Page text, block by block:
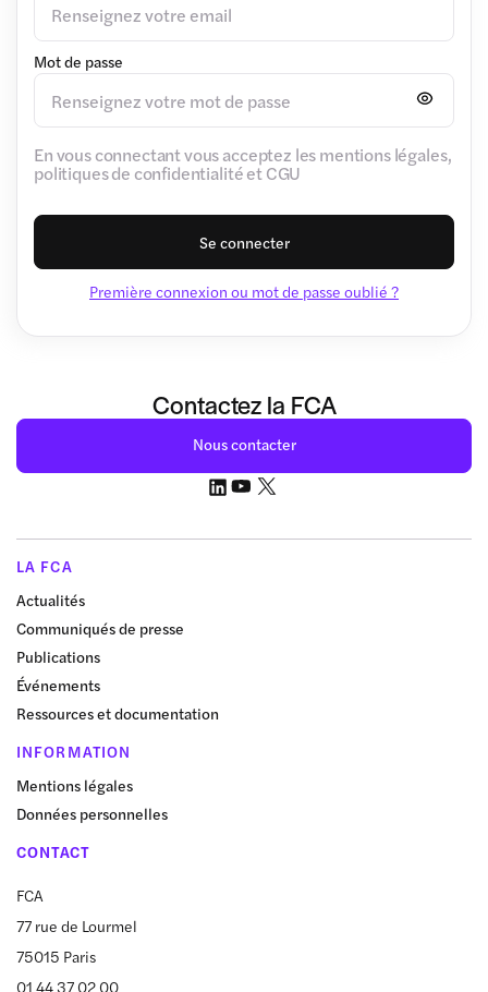
Mot de passe
En vous connectant vous acceptez les mentions légales,
politiques de confidentialité et CGU
Se connecter
Première connexion ou mot de passe oublié ?
Contactez la FCA
Nous contacter
LA FCA
Actualités
Communiqués de presse
Publications
Événements
Ressources et documentation
INFORMATION
Mentions légales
Données personnelles
CONTACT
FCA
77 rue de Lourmel
75015 Paris
01 44 37 02 00